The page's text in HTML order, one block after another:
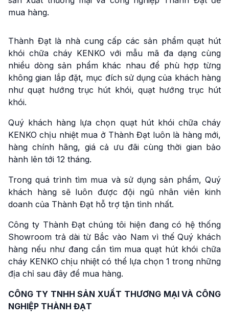
mua hàng.
Thành Đạt là nhà cung cấp các sản phẩm quạt hút
khói chữa cháy KENKO với mẫu mã đa dạng cùng
nhiều dòng sản phẩm khác nhau để phù hợp từng
không gian lắp đặt, mục đích sử dụng của khách hàng
như quạt hướng trục hút khói, quạt hướng trục hút
khói.
Quý khách hàng lựa chọn quạt hút khói chữa cháy
KENKO chịu nhiệt mua ở Thành Đạt luôn là hàng mới,
hàng chính hãng, giá cả ưu đãi cùng thời gian bảo
hành lên tới 12 tháng.
Trong quá trình tìm mua và sử dụng sản phẩm, Quý
khách hàng sẽ luôn được đội ngũ nhân viên kinh
doanh của Thành Đạt hỗ trợ tận tình nhất.
Công ty Thành Đạt chúng tôi hiện đang có hệ thống
Showroom trả dài từ Bắc vào Nam vì thế Quý khách
hàng nếu như đang cần tìm mua quạt hút khói chữa
cháy KENKO chịu nhiệt có thể lựa chọn 1 trong những
địa chỉ sau đây để mua hàng.
CÔNG TY TNHH SẢN XUẤT THƯƠNG MẠI VÀ CÔNG
NGHIỆP THÀNH ĐẠT